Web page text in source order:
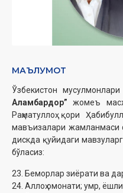
МАЪЛУМОТ
Ўзбекистон
Аламбардор” жомеъ
Раҳматуллоҳ қори
мавъизалари жамланмаси
дискда қуйидаги
бўласиз:
23. Беморлар зиёрати ва
24. Аллоҳ омонати; умр,